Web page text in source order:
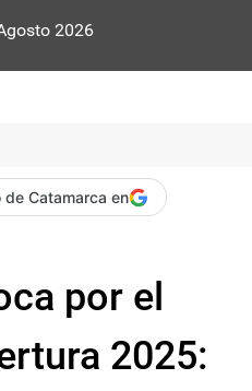
2026
de Catamarca en
por el
2025: